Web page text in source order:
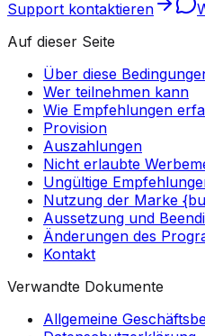
Support kontaktieren
Auf dieser Seite
Über diese
Wer teilnehmen kann
Wie Empfehlungen
Provision
Auszahlungen
Nicht erlaubte
Ungültige
Nutzung der Marke
Aussetzung und
Änderungen des
Kontakt
Verwandte Dokumente
Allgemeine